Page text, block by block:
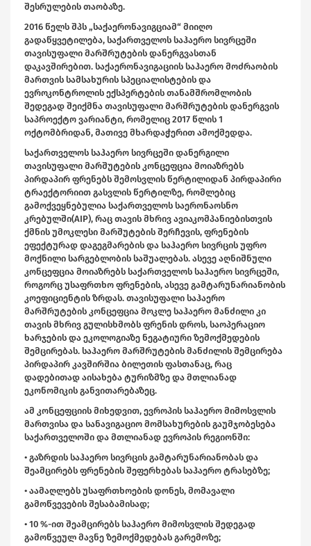
შესრულების თაობაზე.
2016 წელს შპს „საქაერონავიგციამ“ მიიღო
გადაწყვეტილება, საქართველოს საჰაერო სივრცეში
თავისუფალი მარშრუტების დანერგვასთან
დაკავშირებით. საქაერონავიგაციის საჰაერო მოძრაობის
მართვის სამსახურის სპეციალისტების და
ევროკონტროლის ექსპერტების თანამშრომლობის
შედეგად შეიქმნა თავისუფალი მარშრუტების დანერგვის
საპროექტო ვარიანტი, რომელიც 2017 წლის 1
ოქტომბრიდან, მათივე მხარდაჭერით ამოქმედდა.
საქართველოს საჰაერო სივრცეში დანერგილი
თავისუფალი მარშუტების კონცეფცია მოიაზრებს
პირდაპირ ფრენებს შემოსვლის წერტილიდან პირდაპირი
ტრაექტორიით გასვლის წერტილზე, რომლებიც
გამოქვეყნებულია საქართველოს საერონაოსნო
კრებულში(AIP), რაც თავის მხრივ ავიაკომპანიებისთვის
ქმნის უმოკლესი მარშუტების შერჩევის, ფრენების
ეფექტურად დაგეგმარების და საჰაერო სივრცის უფრო
მოქნილი სარგებლობის საშუალებას. ასევე აღნიშნული
კონცეფცია მოიაზრებს საქართველოს საჰაერო სივრცეში,
როგორც უსაფრთხო ფრენების, ასევე გამტარუნარიანობის
კოეფიციენტის ზრდას. თავისუფალი საჰაერო
მარშრუტების კონცეფცია მოკლე საჰაერო მანძილი კი
თავის მხრივ გულისხმობს ფრენის დროს, საოპერაციო
ხარჯების და ეკოლოგიაზე ნეგატიური ზემოქმედების
შემცირებას. საჰაერო მარშრუტების მანძილის შემცირება
პირდაპირ კავშირშია ბილეთის ფასთანაც, რაც
დადებითად აისახება ტურიზმზე და მთლიანად
ეკონომიკის განვითარებაზეც.
ამ კონცეფციის მიხედვით, ევროპის საჰაერო მიმოსვლის
მართვისა და სანავიგაციო მომსახურების გაუმჯობესება
საქართველოში და მთლიანად ევროპის რეგიონში:
• გაზრდის საჰაერო სივრცის გამტარუნარიანობას და
შეამცირებს ფრენების შეფერხებას საჰაერო ტრასებზე;
• აამაღლებს უსაფრთხოების დონეს, მომავალი
გამოწვევების შესაბამისად;
• 10 %-ით შეამცირებს საჰაერო მიმოსვლის შედეგად
გამოწვეულ მავნე ზემოქმედებას გარემოზე;